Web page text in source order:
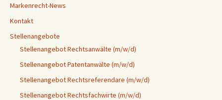
Markenrecht-News
Kontakt
Stellenangebote
Stellenangebot Rechtsanwälte (m/w/d)
Stellenangebot Patentanwälte (m/w/d)
Stellenangebot Rechtsreferendare (m/w/d)
Stellenangebot Rechtsfachwirte (m/w/d)